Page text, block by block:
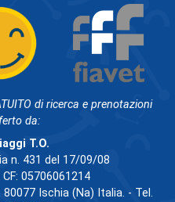
di ricerca e prenotazioni
da:
T.O.
n. 431 del 17/09/08
05706061214
Ischia (Na) Italia. - Tel.